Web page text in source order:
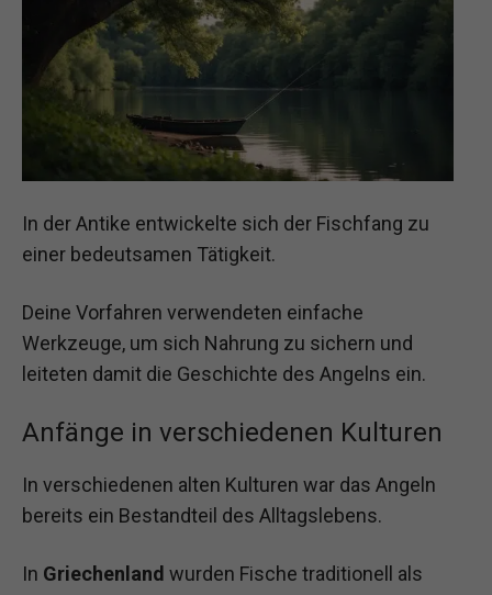
In der Antike entwickelte sich der Fischfang zu
einer bedeutsamen Tätigkeit.
Deine Vorfahren verwendeten einfache
Werkzeuge, um sich Nahrung zu sichern und
leiteten damit die Geschichte des Angelns ein.
Anfänge in verschiedenen Kulturen
In verschiedenen alten Kulturen war das Angeln
bereits ein Bestandteil des Alltagslebens.
In Griechenland wurden Fische traditionell als